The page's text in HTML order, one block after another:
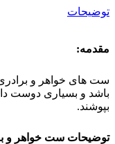
توضیحات
مقدمه:
ست های خواهر و
باشد و بسیاری دوست
بپوشند.
توضیحات ست خواهر و